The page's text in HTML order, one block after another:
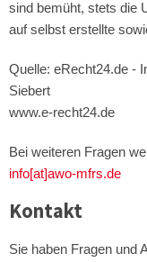
sind bemüht, stets die
auf selbst erstellte
Quelle: eRecht24.de -
Siebert
www.e-recht24.de
Bei weiteren Fragen
info[at]awo-mfrs.de
Kontakt
Sie haben Fragen und